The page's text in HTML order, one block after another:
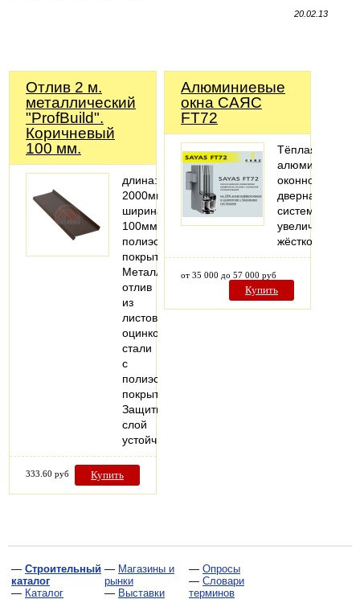
20.02.13
Отлив 2 м.
металлический
"ProfBuild".
Коричневый
100 мм.
длина:
2000мм;
ширина:
100мм;
полиэстеровое
покрытие
Металлический
отлив
из
листовой
оцинкованной
стали
с
полиэстеровым
покрытием.
Защитный
слой
устойчив…
333.60 руб Купить
Алюминиевые
окна САЯС
FT72
Тёплая
алюминиевая
оконно-
дверная
система
увеличенной
жёсткости.
от 35 000 до 57 000 руб
Купить
— Строительный
каталог
— Каталог
— Магазины и
рынки
— Выставки
— Опросы
— Словари
терминов